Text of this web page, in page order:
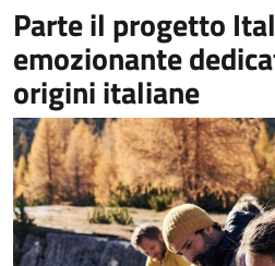
Parte il progetto
emozionante
origini italiane